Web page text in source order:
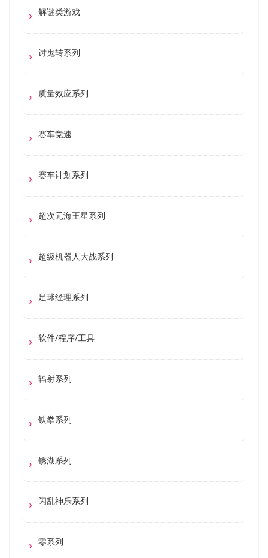
解谜类游戏
讨鬼转系列
质量效应系列
赛车竞速
赛车计划系列
超次元海王星系列
超级机器人大战系列
足球经理系列
软件/程序/工具
辐射系列
铁拳系列
锈湖系列
闪乱神乐系列
零系列